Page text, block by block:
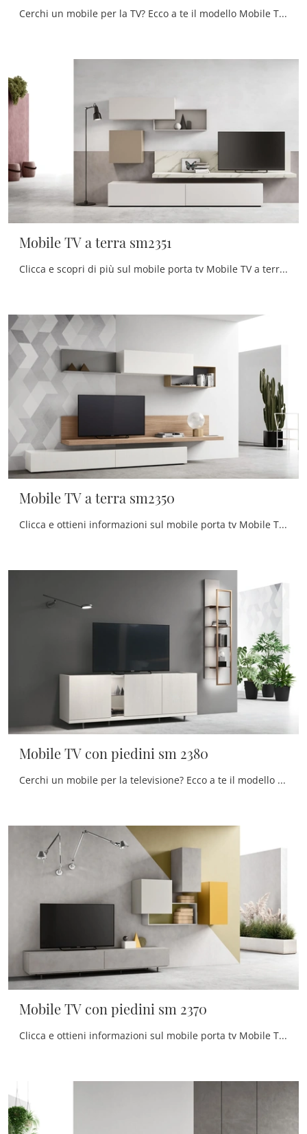
Cerchi un mobile per la TV? Ecco a te il modello Mobile TV a terra sm2353 di Maronese in melaminico, pensato per spazi moderni.
Mobile TV a terra sm2351
Clicca e scopri di più sul mobile porta tv Mobile TV a terra sm2351 di Maronese: realizzato in melaminico, è la scelta ideale per spazi moderni.
Mobile TV a terra sm2350
Clicca e ottieni informazioni sul mobile porta tv Mobile TV a terra sm2350 di Maronese: realizzato in melaminico, ben si inserisce in spazi design.
Mobile TV con piedini sm 2380
Cerchi un mobile per la televisione? Ecco a te il modello Mobile TV con piedini sm 2380 di Maronese in melaminico, perfetto per spazi moderni.
Mobile TV con piedini sm 2370
Clicca e ottieni informazioni sul mobile porta tv Mobile TV con piedini sm 2370 di Maronese: realizzato in melaminico, ben si inserisce in spazi ...